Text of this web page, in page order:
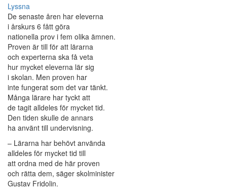
Lyssna
De senaste åren har eleverna
i årskurs 6 fått göra
nationella prov i fem olika ämnen.
Proven är till för att lärarna
och experterna ska få veta
hur mycket eleverna lär sig
i skolan. Men proven har
inte fungerat som det var tänkt.
Många lärare har tyckt att
de tagit alldeles för mycket tid.
Den tiden skulle de annars
ha använt till undervisning.
– Lärarna har behövt använda
alldeles för mycket tid till
att ordna med de här proven
och rätta dem, säger skolminister
Gustav Fridolin.